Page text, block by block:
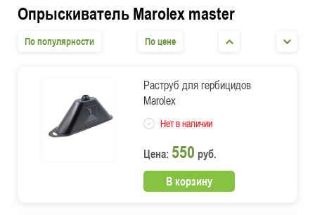
Опрыскиватель Marolex master
По популярности По цене
Раструб для гербицидов
Marolex
Нет в наличии
Цена: 550 руб.
В корзину